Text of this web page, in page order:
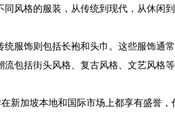
风格的服装，从传统到现代，从休闲
服饰则包括长袍和头巾。这些服饰通
包括街头风格、复古风格、文艺风格
加坡本地和国际市场上都享有盛誉，